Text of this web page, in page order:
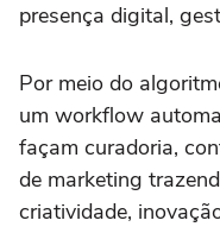
presença digital,
Por meio do
um workflow
façam curadoria,
de marketing
criatividade,